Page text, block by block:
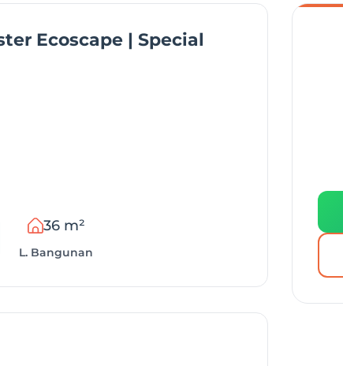
Ecoscape | Special
36 m²
L. Bangunan